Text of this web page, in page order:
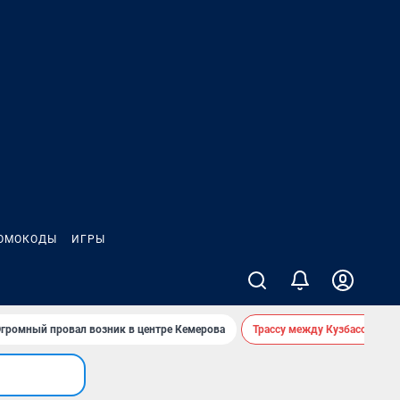
ИГРЫ
провал возник в центре Кемерова Трассу между Кузбассом и